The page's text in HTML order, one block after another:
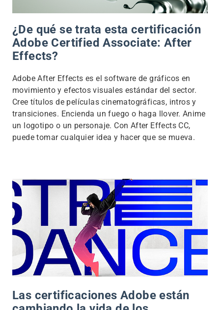
¿De qué se trata esta certificación
Adobe Certified Associate: After
Effects?
Adobe After Effects es el software de gráficos en
movimiento y efectos visuales estándar del sector.
Cree títulos de películas cinematográficas, intros y
transiciones. Encienda un fuego o haga llover. Anime
un logotipo o un personaje. Con After Effects CC,
puede tomar cualquier idea y hacer que se mueva.
Las certificaciones Adobe están